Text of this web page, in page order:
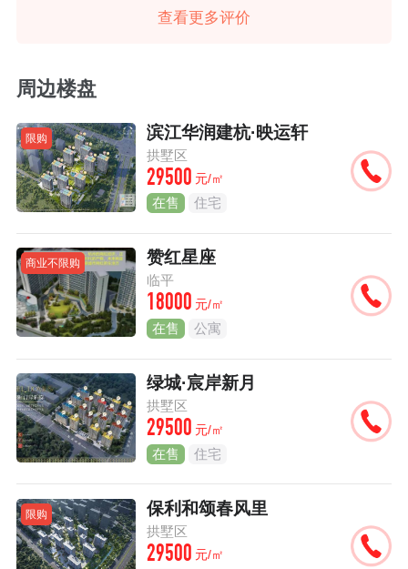
查看更多评价
周边楼盘
限购 滨江华润建杭·映运轩
拱墅区
29500 元/㎡
在售 住宅
商业不限购 赞红星座
临平
18000 元/㎡
在售 公寓
绿城·宸岸新月
拱墅区
29500 元/㎡
在售 住宅
限购 保利和颂春风里
拱墅区
29500 元/㎡